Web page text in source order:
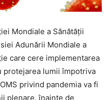
Mondiale a Sănătății
Adunării Mondiale a
care cere implementarea
protejarea lumii împotriva
privind pandemia va fi
plenare, înainte de